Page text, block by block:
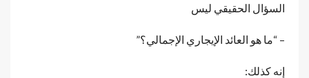
السؤال الحقيقي ليس
– “ما هو العائد الإيجاري الإجمالي؟”
إنه كذلك: